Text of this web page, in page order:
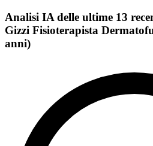
Analisi IA delle ultime 13
Gizzi Fisioterapista
anni)